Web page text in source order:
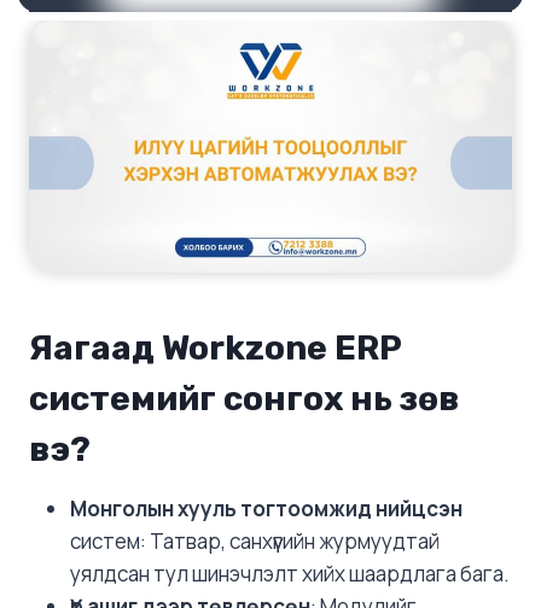
Яагаад Workzone ERP
системийг сонгох нь зөв
вэ?
Монголын хууль тогтоомжид нийцсэн
систем: Татвар, санхүүгийн журмуудтай
уялдсан тул шинэчлэлт хийх шаардлага бага.